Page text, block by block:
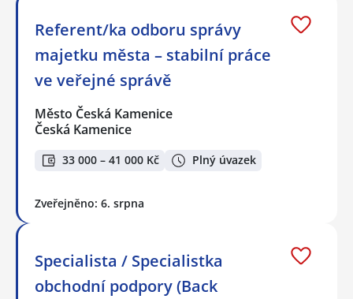
Referent/ka odboru správy
majetku města – stabilní práce
ve veřejné správě
Město Česká Kamenice
Česká Kamenice
33 000 – 41 000 Kč Plný úvazek
Zveřejněno: 6. srpna
Specialista / Specialistka
obchodní podpory (Back